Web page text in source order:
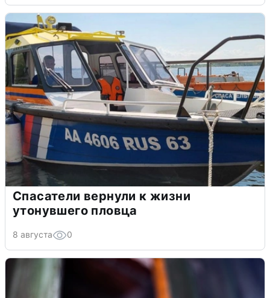
Спасатели вернули к жизни
утонувшего пловца
8 августа 0